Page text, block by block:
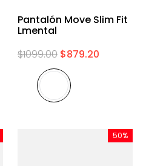
Pantalón Move Slim Fit
Lmental
$1099.00 $879.20
50%